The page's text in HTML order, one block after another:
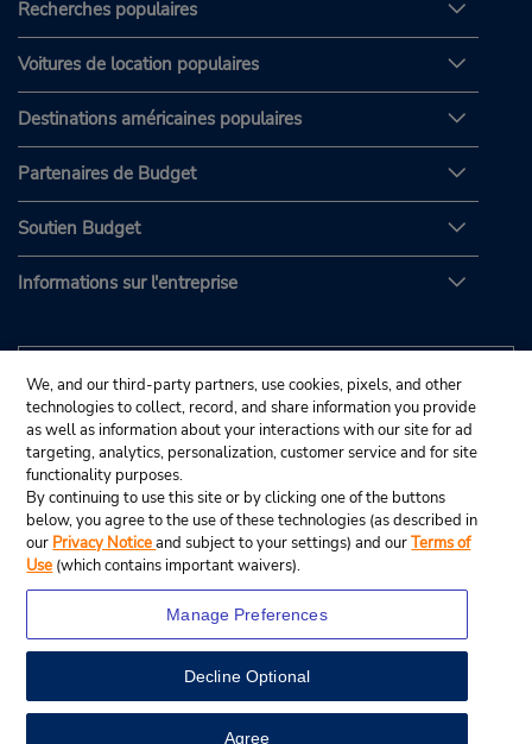
View Map
Recherches populaires
Voitures de location populaires
Destinations américaines populaires
Partenaires de Budget
Soutien Budget
Informations sur l'entreprise
© Budget Rent A Car System, Inc., 2025.
We, and our third-party partners, use cookies, pixels, and other
technologies to collect, record, and share information you provide
as well as information about your interactions with our site for ad
targeting, analytics, personalization, customer service and for site
functionality purposes.
By continuing to use this site or by clicking one of the buttons
below, you agree to the use of these technologies (as described in
our Privacy Noticeand subject to your settings) and ourTerms of
Use (which contains important waivers).
Manage Preferences
Decline Optional
Agree